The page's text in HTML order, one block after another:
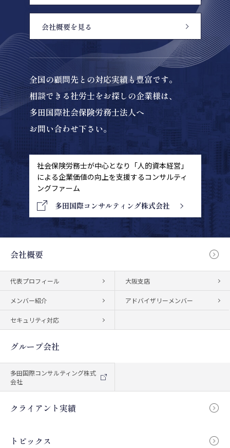
会社概要を見る
全国の顧問先との対応実績も豊富です。
相談できる社労士をお探しの企業様は、
多田国際社会保険労務士法人へ
お問い合わせ下さい。
社会保険労務士が中心となり「人的資本経営」
による企業価値の向上を支援するコンサルティ
ングファーム
多田国際コンサルティング株式会社
会社概要
代表プロフィール 大阪支店
メンバー紹介 アドバイザリーメンバー
セキュリティ対応
グループ会社
多田国際コンサルティング株式
会社
クライアント実績
トピックス